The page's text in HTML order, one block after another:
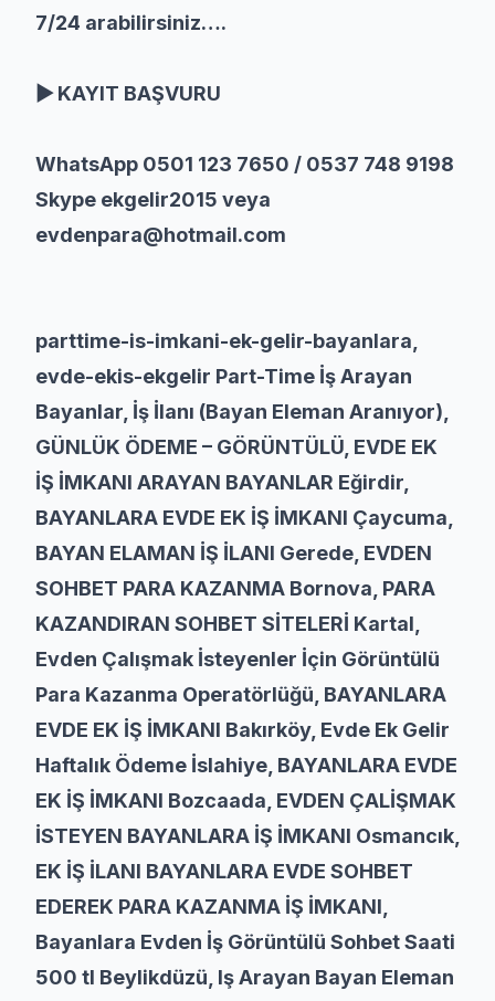
7/24 arabilirsiniz….
▶ KAYIT BAŞVURU
WhatsApp 0501 123 7650 / 0537 748 9198
Skype ekgelir2015 veya
evdenpara@hotmail.com
parttime-is-imkani-ek-gelir-bayanlara,
evde-ekis-ekgelir Part-Time İş Arayan
Bayanlar, İş İlanı (Bayan Eleman Aranıyor),
GÜNLÜK ÖDEME – GÖRÜNTÜLÜ, EVDE EK
İŞ İMKANI ARAYAN BAYANLAR Eğirdir,
BAYANLARA EVDE EK İŞ İMKANI Çaycuma,
BAYAN ELAMAN İŞ İLANI Gerede, EVDEN
SOHBET PARA KAZANMA Bornova, PARA
KAZANDIRAN SOHBET SİTELERİ Kartal,
Evden Çalışmak İsteyenler İçin Görüntülü
Para Kazanma Operatörlüğü, BAYANLARA
EVDE EK İŞ İMKANI Bakırköy, Evde Ek Gelir
Haftalık Ödeme İslahiye, BAYANLARA EVDE
EK İŞ İMKANI Bozcaada, EVDEN ÇALİŞMAK
İSTEYEN BAYANLARA İŞ İMKANI Osmancık,
EK İŞ İLANI BAYANLARA EVDE SOHBET
EDEREK PARA KAZANMA İŞ İMKANI,
Bayanlara Evden İş Görüntülü Sohbet Saati
500 tl Beylikdüzü, Iş Arayan Bayan Eleman